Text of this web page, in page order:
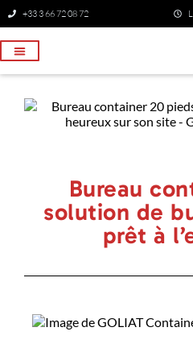
+33 3 66 72 08 72
Bureau
solution de
prêt à